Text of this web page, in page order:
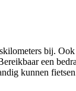
bij.
een
kunnen